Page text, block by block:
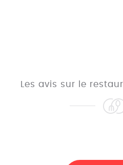
Les avis sur le